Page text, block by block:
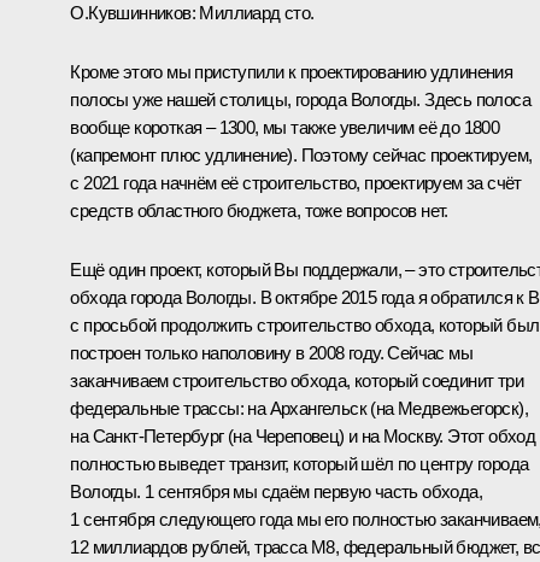
О.Кувшинников: Миллиард сто.
Кроме этого мы приступили к проектированию удлинения
полосы уже нашей столицы, города Вологды. Здесь полоса
вообще короткая – 1300, мы также увеличим её до 1800
(капремонт плюс удлинение). Поэтому сейчас проектируем,
с 2021 года начнём её строительство, проектируем за счёт
средств областного бюджета, тоже вопросов нет.
Ещё один проект, который Вы поддержали, – это
обхода города Вологды. В октябре 2015 года я обратился к
с просьбой продолжить строительство обхода, который был
построен только наполовину в 2008 году. Сейчас мы
заканчиваем строительство обхода, который соединит три
федеральные трассы: на Архангельск (на Медвежьегорск),
на Санкт-Петербург (на Череповец) и на Москву. Этот обход
полностью выведет транзит, который шёл по центру города
Вологды. 1 сентября мы сдаём первую часть обхода,
1 сентября следующего года мы его полностью
12 миллиардов рублей, трасса М8, федеральный бюджет,